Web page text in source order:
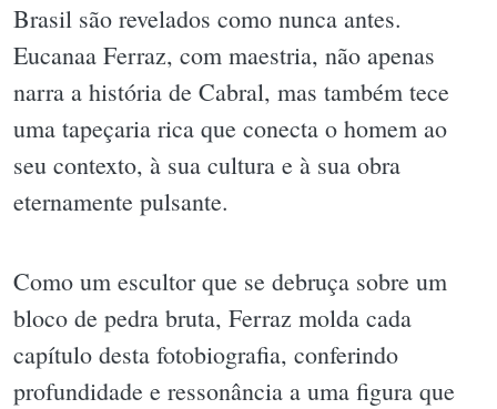
Brasil são revelados como nunca antes.
Eucanaa Ferraz, com maestria, não apenas
narra a história de Cabral, mas também tece
uma tapeçaria rica que conecta o homem ao
seu contexto, à sua cultura e à sua obra
eternamente pulsante.
Como um escultor que se debruça sobre um
bloco de pedra bruta, Ferraz molda cada
capítulo desta fotobiografia, conferindo
profundidade e ressonância a uma figura que